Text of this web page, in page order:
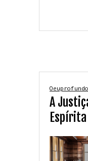
Oeuprofundo
A
Espírita